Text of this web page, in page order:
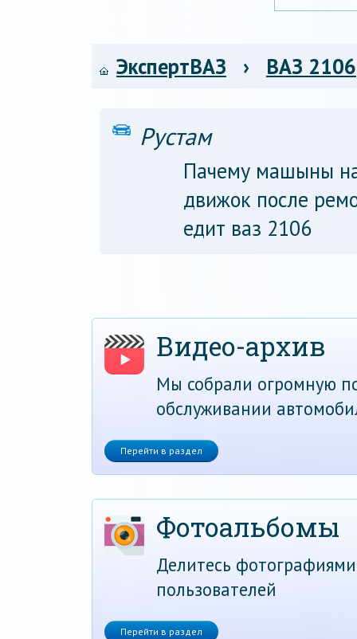
ЭкспертВАЗ › ВАЗ 2106
Рустам
Пачему машыны
движок после
едит ваз 2106
Видео-архив
Мы собрали огромную
обслуживании
Перейти в раздел
Фотоальбомы
Делитесь
пользователей
Перейти в раздел